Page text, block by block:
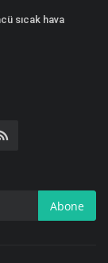
sıcak hava
Abone